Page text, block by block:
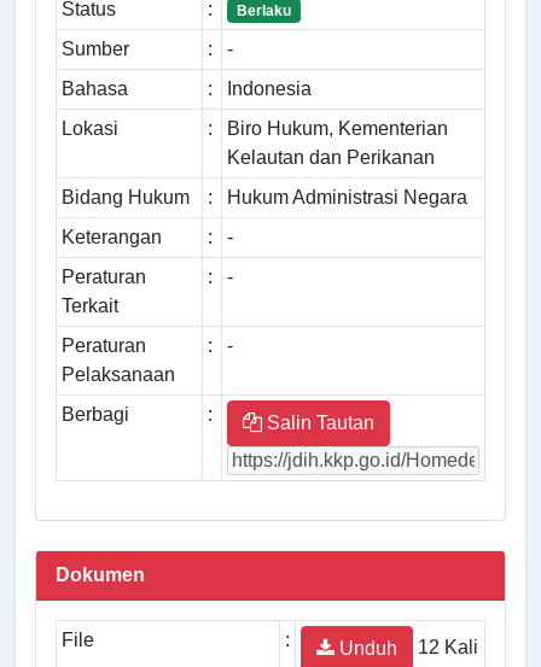
Status : Berlaku
Sumber :
-
Bahasa
:
Indonesia
Lokasi
:
Biro Hukum, Kementerian
Kelautan dan Perikanan
Bidang Hukum
:
Hukum Administrasi Negara
Keterangan
:
-
Peraturan
Terkait
: -
Peraturan
Pelaksanaan
: -
Berbagi : Salin Tautan
Dokumen
File : Unduh
12 Kali